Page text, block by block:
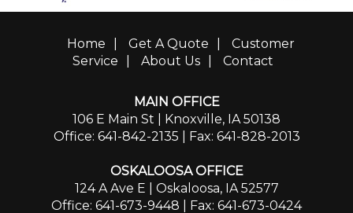
Home Get A Quote
Customer
Service
About Us Contact
MAIN OFFICE
106 E Main St | Knoxville, IA 50138
Office: 641-842-2135 | Fax: 641-828-2013
OSKALOOSA OFFICE
124 A Ave E | Oskaloosa, IA 52577
Office: 641-673-9448 | Fax: 641-673-0424